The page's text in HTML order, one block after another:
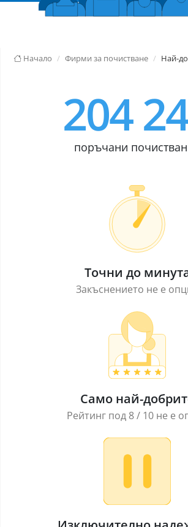
Начало Фирми за почистване Най-
204
поръчани
Точни до
Закъснението не е
Само най-
Рейтинг под 8 / 10 не е